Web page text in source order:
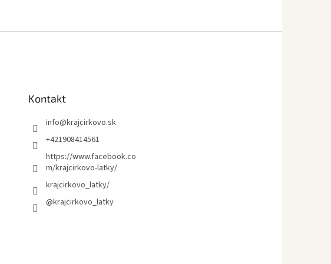
Kontakt
info@krajcirkovo.sk
+421908414561
https://www.facebook.co
m/krajcirkovo-latky/
krajcirkovo_latky/
@krajcirkovo_latky